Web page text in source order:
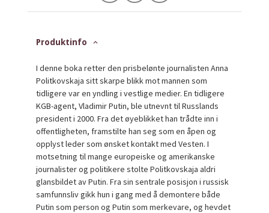
Produktinfo
I denne boka retter den prisbelønte journalisten Anna
Politkovskaja sitt skarpe blikk mot mannen som
tidligere var en yndling i vestlige medier. En tidligere
KGB-agent, Vladimir Putin, ble utnevnt til Russlands
president i 2000. Fra det øyeblikket han trådte inn i
offentligheten, framstilte han seg som en åpen og
opplyst leder som ønsket kontakt med Vesten. I
motsetning til mange europeiske og amerikanske
journalister og politikere stolte Politkovskaja aldri
glansbildet av Putin. Fra sin sentrale posisjon i russisk
samfunnsliv gikk hun i gang med å demontere både
Putin som person og Putin som merkevare, og hevdet